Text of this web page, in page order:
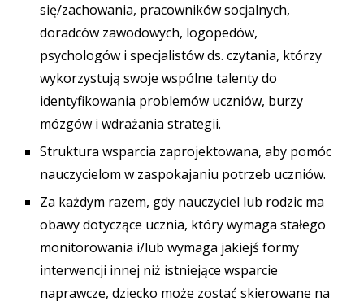
się/zachowania, pracowników socjalnych,
doradców zawodowych, logopedów,
psychologów i specjalistów ds. czytania, którzy
wykorzystują swoje wspólne talenty do
identyfikowania problemów uczniów, burzy
mózgów i wdrażania strategii.
Struktura wsparcia zaprojektowana, aby pomóc
nauczycielom w zaspokajaniu potrzeb uczniów.
Za każdym razem, gdy nauczyciel lub rodzic ma
obawy dotyczące ucznia, który wymaga stałego
monitorowania i/lub wymaga jakiejś formy
interwencji innej niż istniejące wsparcie
naprawcze, dziecko może zostać skierowane na